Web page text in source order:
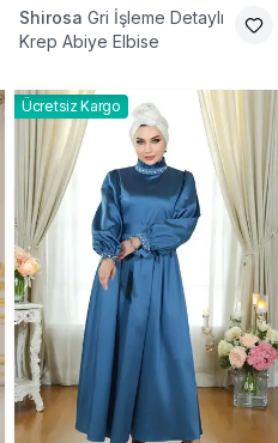
Shirosa Gri İşleme Detaylı
Krep Abiye Elbise
Ücretsiz Kargo